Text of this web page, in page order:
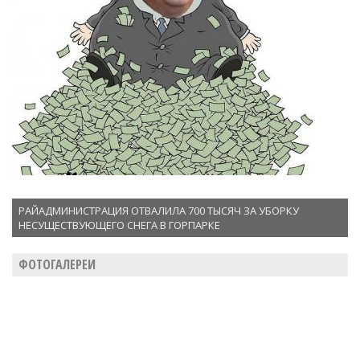
РАЙАДМИНИСТРАЦИЯ ОТВАЛИЛА 700 ТЫСЯЧ ЗА УБОРКУ
НЕСУЩЕСТВУЮЩЕГО СНЕГА В ГОРПАРКЕ
ФОТОГАЛЕРЕИ